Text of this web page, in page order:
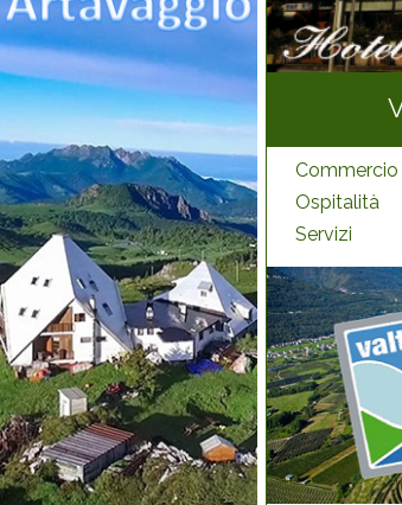
Commercio
Ospitalità
Servizi